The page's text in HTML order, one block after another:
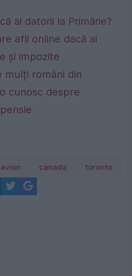
ai datorii la Primărie?
afli online dacă ai
și impozite
mulți români din
cunosc despre
avion canada toronto